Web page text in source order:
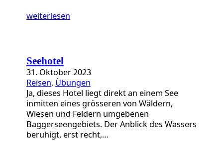
weiterlesen
Seehotel
31. Oktober 2023
Reisen, Übungen
Ja, dieses Hotel liegt direkt an einem See
inmitten eines grösseren von Wäldern,
Wiesen und Feldern umgebenen
Baggerseengebiets. Der Anblick des Wassers
beruhigt, erst recht,…